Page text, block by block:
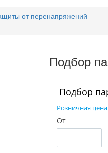
от перенапряжений
Подбор
Подбор
Розничная цена
От